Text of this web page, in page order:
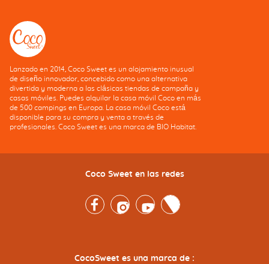
Lanzado en 2014, Coco Sweet es un alojamiento inusual
de diseño innovador, concebido como una alternativa
divertida y moderna a las clásicas tiendas de campaña y
casas móviles. Puedes alquilar la casa móvil Coco en más
de 500 campings en Europa. La casa móvil Coco está
disponible para su compra y venta a través de
profesionales. Coco Sweet es una marca de BIO Habitat.
Coco Sweet en las redes
FacebookInstagramYoutubeTwitter
CocoSweet es una marca de :